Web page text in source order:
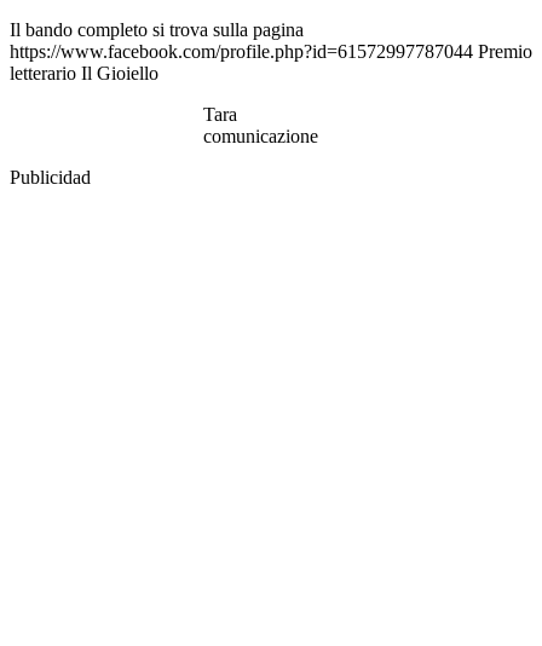
Il bando completo si trova sulla pagina
https://www.facebook.com/profile.php?id=61572997787044 Premio
letterario Il Gioiello
Tara
comunicazione
Publicidad